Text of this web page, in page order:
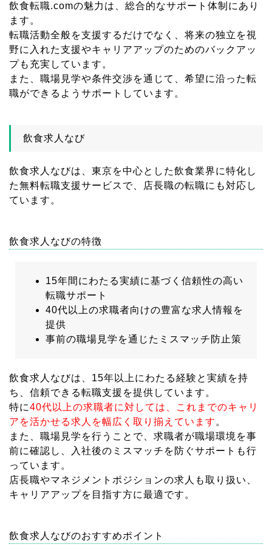
飲食転職.comの魅力は、総合的なサポート体制にあり
ます。
転職活動全般を支援するだけでなく、将来の独立を視
野に入れた支援やキャリアアップのためのバックアッ
プも充実しています。
また、職場見学や条件交渉を通じて、希望に沿った転
職ができるようサポートしています。
飲食求人なび
飲食求人なびは、東京を中心とした飲食業界に特化し
た無料転職支援サービスで、店長職の転職にも対応し
ています。
飲食求人なびの特徴
15年間にわたる実績に基づく信頼性の高い
転職サポート
40代以上の求職者向けの豊富な求人情報を
提供
事前の職場見学を通じたミスマッチ防止策
飲食求人なびは、15年以上にわたる経験と実績を持
ち、信頼できる転職支援を提供しています。
特に40代以上の求職者に対しては、これまでのキャリ
アを活かせる求人を幅広く取り揃えています 。
また、職場見学を行うことで、求職者が職場環境を事
前に確認し、入社後のミスマッチを防ぐサポートも行
っています。
店長職やマネジメントポジションの求人も取り扱い、
キャリアアップを目指す方に最適です。
飲食求人なびのおすすめポイント